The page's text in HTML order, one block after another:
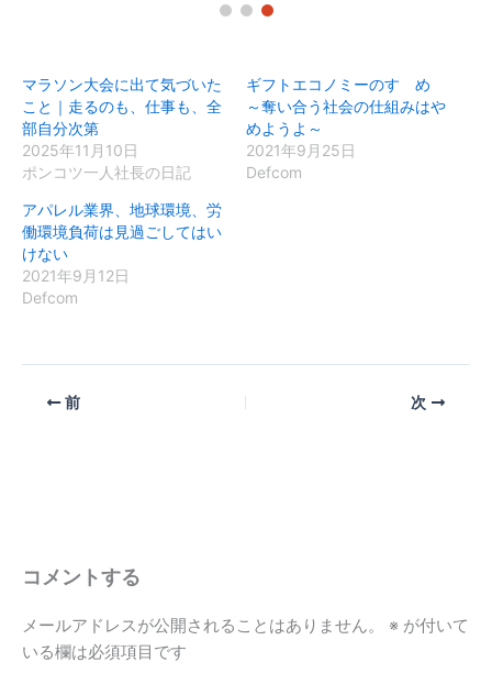
マラソン大会に出て気づいた
こと｜走るのも、仕事も、全
部自分次第
2025年11月10日
ポンコツ一人社長の日記
ギフトエコノミーのすゝめ
～奪い合う社会の仕組みはや
めようよ～
2021年9月25日
Defcom
アパレル業界、地球環境、労
働環境負荷は見過ごしてはい
けない
2021年9月12日
Defcom
前 次
コメントする
メールアドレスが公開されることはありません。 ※ が付いて
いる欄は必須項目です